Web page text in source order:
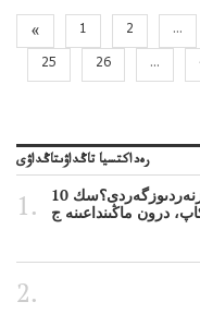
« 1 2 ...
25
26 ...
رەداكتسيا تاڭداۋىتاڭداۋى
10 كۇندە نە وزنەردىوزگەردى؟سك